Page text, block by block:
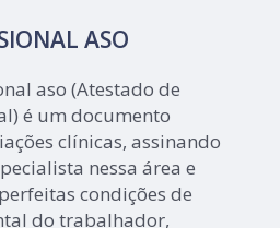
ASO
aso (Atestado de
é um documento
clínicas, assinando
nessa área e
condições de
do trabalhador,